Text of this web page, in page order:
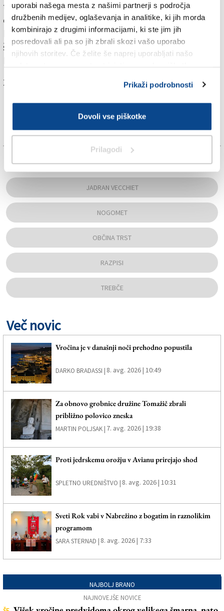
uporabi našega mesta z našimi partnerji s področja
družbenih medijev, oglaševanja in analitike, ki jih morda
kombinirajo z drugimi informacijami, ki ste jim jih
posredovali ali pa so jih zbrali skozi vašo uporabo
njihovih storitev. Če želite še naprej uporabljati našo
Prikaži podrobnosti
Dovoli vse piškotke
Prilagodi
tudi tam je društvo ponudilo najemnino deset
odstotkov nad izklicno ceno. Ko bi se prijavilo še
kakšno drugo društvo, bi bila torej tudi Vesna morda v
škripcih. Za prihodnjih osem let pa se ta problem ne
bo postavil.
Za branje in pisanje komentarjevje potrebna prijava
TAGS:
JADRAN VECCHIET
NOGOMET
OBČINA TRST
RAZPISI
TREBČE
Več novic
Vročina je v današnji noči prehodno popustila
DARKO BRADASSI | 8. avg. 2026 | 10:49
Za obnovo grobnice družine Tomažič zbrali
približno polovico zneska
MARTIN POLJSAK | 7. avg. 2026 | 19:38
Proti jedrskemu orožju v Avianu prirejajo shod
SPLETNO UREDNIŠTVO | 8. avg. 2026 | 10:31
Sveti Rok vabi v Nabrežino z bogatim in raznolikim
programom
SARA STERNAD | 8. avg. 2026 | 7:33
NAJBOLJ BRANO
NAJNOVEJŠE NOVICE